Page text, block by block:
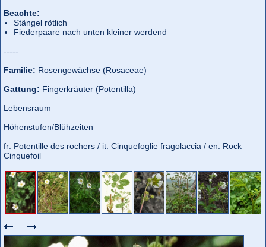
Beachte:
Stängel rötlich
Fiederpaare nach unten kleiner werdend
-----
Familie: Rosengewächse (Rosaceae)
Gattung: Fingerkräuter (Potentilla)
Lebensraum
Höhenstufen/Blühzeiten
fr: Potentille des rochers / it: Cinquefoglie fragolaccia / en: Rock
Cinquefoil